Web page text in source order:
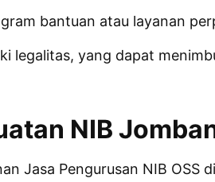
bantuan atau layanan
legalitas, yang dapat
NIB
Jasa Pengurusan NIB OSS